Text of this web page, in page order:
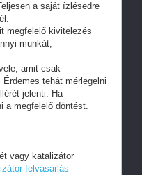
a saját ízlésedre
megfelelő kivitelezés
munkát,
amit csak
tehát mérlegelni
jelenti. Ha
a megfelelő döntést.
vagy katalizátor
felvásárlás